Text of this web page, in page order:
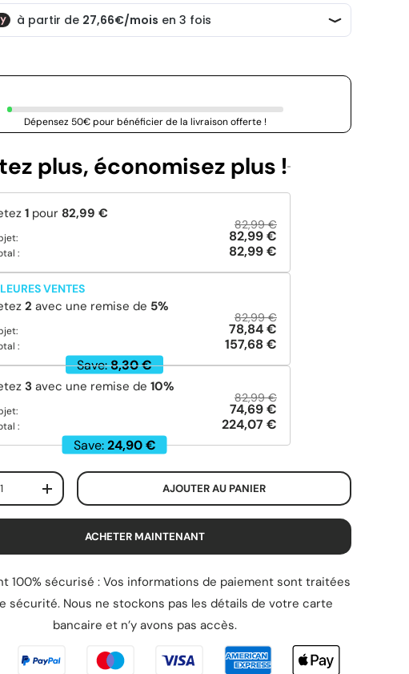
Dépensez 50€ pour bénéficier de la livraison offerte !
plus, économisez plus !
1 pour 82,99 €
82,99 €
82,99 €
: 82,99 €
VENTES
2 avec une remise de 5%
82,99 €
78,84 €
:
157,68 €
Save:8,30 €
3 avec une remise de 10%
82,99 €
74,69 €
:
224,07 €
Save: 24,90 €
+ AJOUTER AU PANIER
ACHETER MAINTENANT
100% sécurisé : Vos informations de paiement sont traitées
sécurité. Nous ne stockons pas les détails de votre carte
bancaire et n’y avons pas accès.